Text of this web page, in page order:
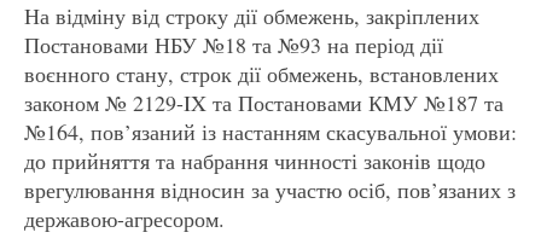
На відміну від строку дії обмежень, закріплених
Постановами НБУ №18 та №93 на період дії
воєнного стану, строк дії обмежень, встановлених
законом № 2129-IX та Постановами КМУ №187 та
№164, пов’язаний із настанням скасувальної умови:
до прийняття та набрання чинності законів щодо
врегулювання відносин за участю осіб, пов’язаних з
державою-агресором.